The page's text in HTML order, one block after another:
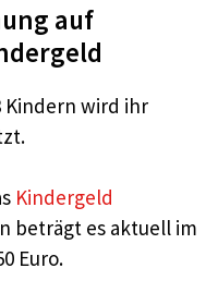
auf
Kindern wird ihr
Kindergeld
beträgt es aktuell im
Euro.